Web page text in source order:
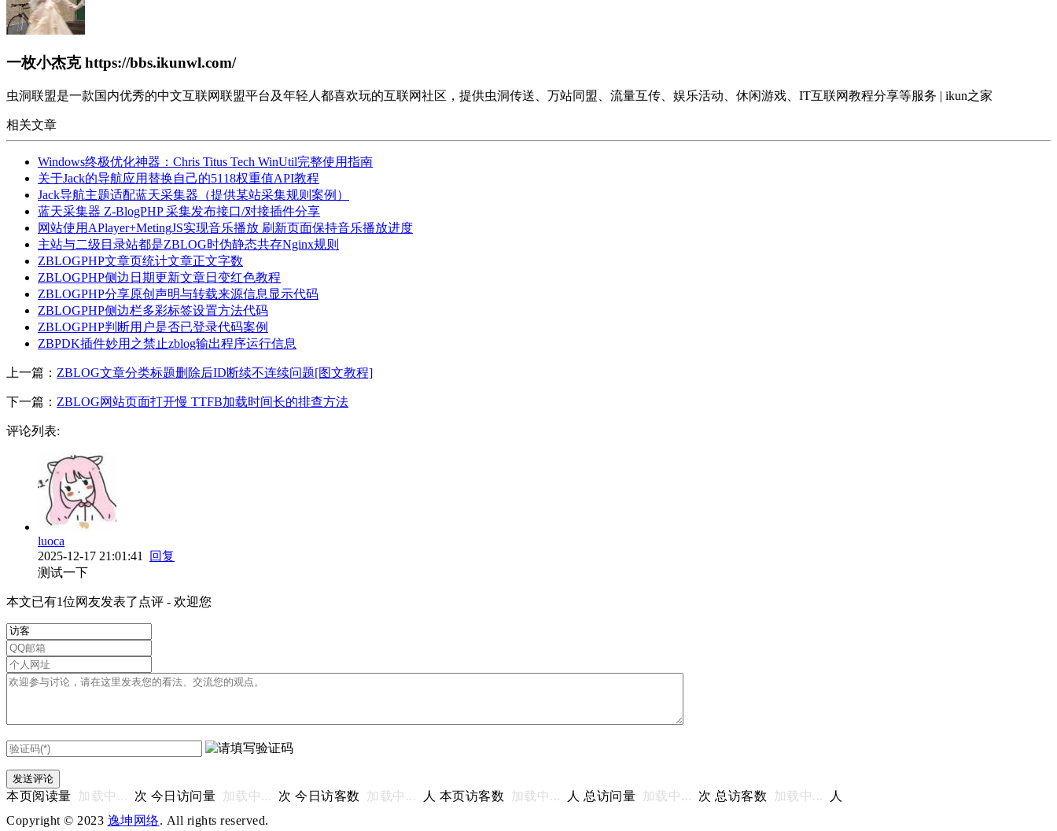
一枚小杰克https://bbs.ikunwl.com/
虫洞联盟是一款国内优秀的中文互联网联盟平台及年轻人都喜欢玩的互联网社区，提供虫洞传送、万站同盟、流量互传、娱乐活动、休闲游戏、IT互联网教程分享等服务 | ikun之家
相关文章
Windows终极优化神器：Chris Titus Tech WinUtil完整使用指南
关于Jack的导航应用替换自己的5118权重值API教程
Jack导航主题适配蓝天采集器（提供某站采集规则案例）
蓝天采集器 Z-BlogPHP 采集发布接口/对接插件分享
网站使用APlayer+MetingJS实现音乐播放 刷新页面保持音乐播放进度
主站与二级目录站都是ZBLOG时伪静态共存Nginx规则
ZBLOGPHP文章页统计文章正文字数
ZBLOGPHP侧边日期更新文章日变红色教程
ZBLOGPHP分享原创声明与转载来源信息显示代码
ZBLOGPHP侧边栏多彩标签设置方法代码
ZBLOGPHP判断用户是否已登录代码案例
ZBPDK插件妙用之禁止zblog输出程序运行信息
上一篇： ZBLOG文章分类标题删除后ID断续不连续问题[图文教程]
下一篇： ZBLOG网站页面打开慢 TTFB加载时间长的排查方法
评论列表:
luoca
2025-12-17 21:01:41
回复
测试一下
本文已有1位网友发表了点评 - 欢迎您
本页阅读量 加载中... 次 今日访问量 加载中... 次 今日访客数 加载中... 人 本页访客数 加载中... 人 总访问量 加载中... 次 总访客数 加载中...
人
Copyright © 2023 逸坤网络. All rights reserved.